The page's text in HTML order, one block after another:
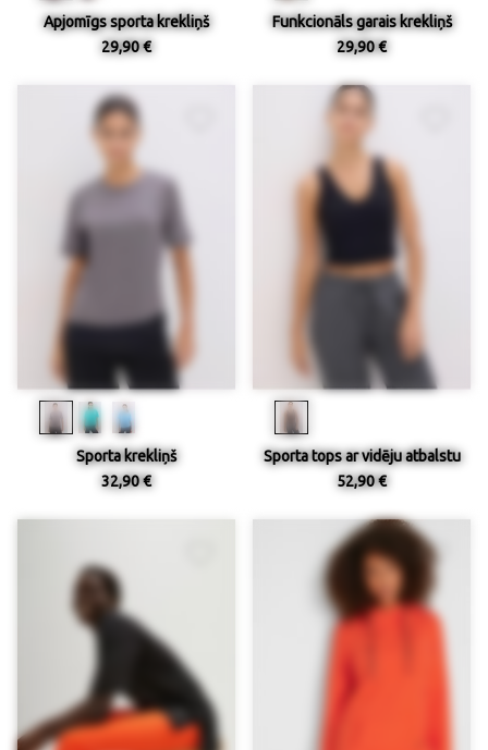
Apjomīgs sporta krekliņš
29,90 €
Funkcionāls garais krekliņš
29,90 €
Sporta krekliņš
32,90 €
Sporta tops ar vidēju atbalstu
52,90 €